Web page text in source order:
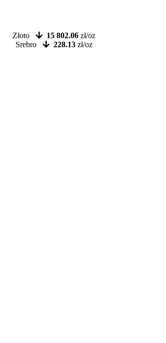
Złoto
15 802.06 zł/oz
Srebro
228.13 zł/oz